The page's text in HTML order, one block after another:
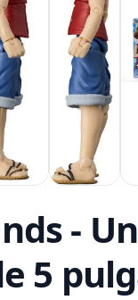
-
5